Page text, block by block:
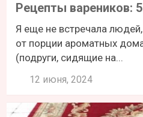
Рецепты вареников:
Я еще не встречала
от порции ароматных
(подруги, сидящие на...
12 июня, 2024